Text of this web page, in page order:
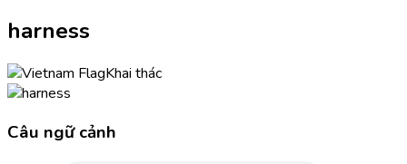
harness
Khai thác
Câu ngữ cảnh